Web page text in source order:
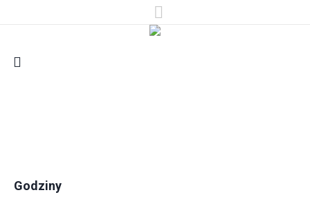
Godziny